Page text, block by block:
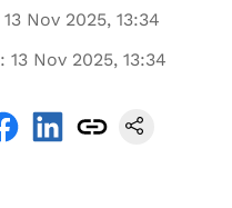
13 Nov 2025, 13:34
: 13 Nov 2025, 13:34